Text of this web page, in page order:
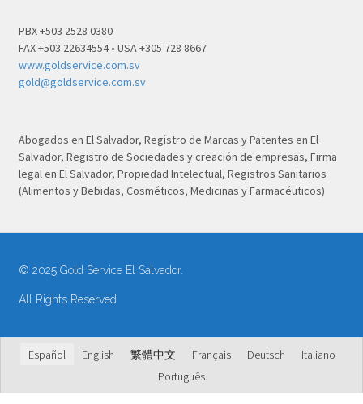
PBX +503 2528 0380
FAX +503 22634554 • USA +305 728 8667
www.goldservice.com.sv
gold@goldservice.com.sv
Abogados en El Salvador, Registro de Marcas y Patentes en El
Salvador, Registro de Sociedades y creación de empresas, Firma
legal en El Salvador, Propiedad Intelectual, Registros Sanitarios
(Alimentos y Bebidas, Cosméticos, Medicinas y Farmacéuticos)
© 2025 Gold Service El Salvador.
All Rights Reserved
Español English 繁體中文 Français Deutsch
Italiano
Português